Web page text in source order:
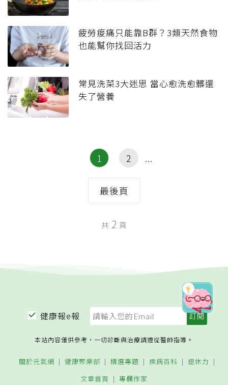
疲勞痠痛只能靠B群？3類天然食物
也能幫你找回活力
常見洗菜3大迷思 當心愈洗愈髒還
失了營養
1 2
最後頁
共 2 頁
健康報e報
本站內容僅供參考，一切診斷與治療請遵從醫師指導。
關於元氣網 健康聚樂部 精選專題 疾病百科
退休力
文章首頁
專欄作家